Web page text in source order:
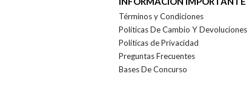
Términos y Condiciones
Políticas De Cambio Y Devoluciones
Políticas de Privacidad
Preguntas Frecuentes
Bases De Concurso